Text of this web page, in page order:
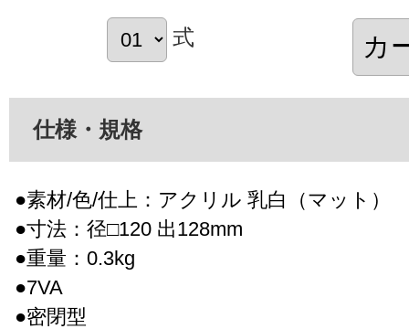
式
仕様・規格
●素材/色/仕上：アクリル 乳白（マット）
●寸法：径□120 出128mm
●重量：0.3kg
●7VA
●密閉型